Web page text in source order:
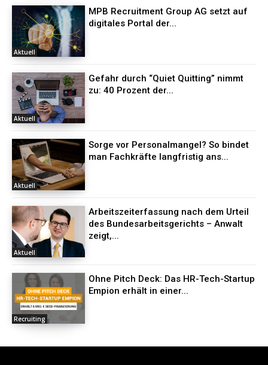
Aktuell
MPB Recruitment Group AG setzt auf
digitales Portal der...
Aktuell
Gefahr durch “Quiet Quitting” nimmt
zu: 40 Prozent der...
Aktuell
Sorge vor Personalmangel? So bindet
man Fachkräfte langfristig ans...
Aktuell
Arbeitszeiterfassung nach dem Urteil
des Bundesarbeitsgerichts – Anwalt
zeigt,...
Recruiting
Ohne Pitch Deck: Das HR-Tech-Startup
Empion erhält in einer...